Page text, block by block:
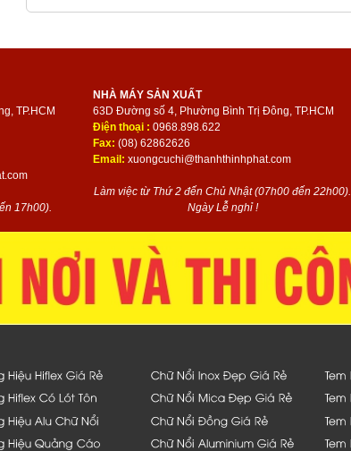
TP.HCM
17h00).
NHÀ MÁY SẢN XUẤT
63D Đường số 4, Phường Bình Trị Đông, TP.HCM
Điện thoại : 0968.898.622
Fax: (08) 62862626
Email: xuongcuchi@thanhthinhphat.com
Làm việc từ Thứ 2 đến Chủ Nhật (07h00 đến 22h00).
Ngày Lễ nghỉ !